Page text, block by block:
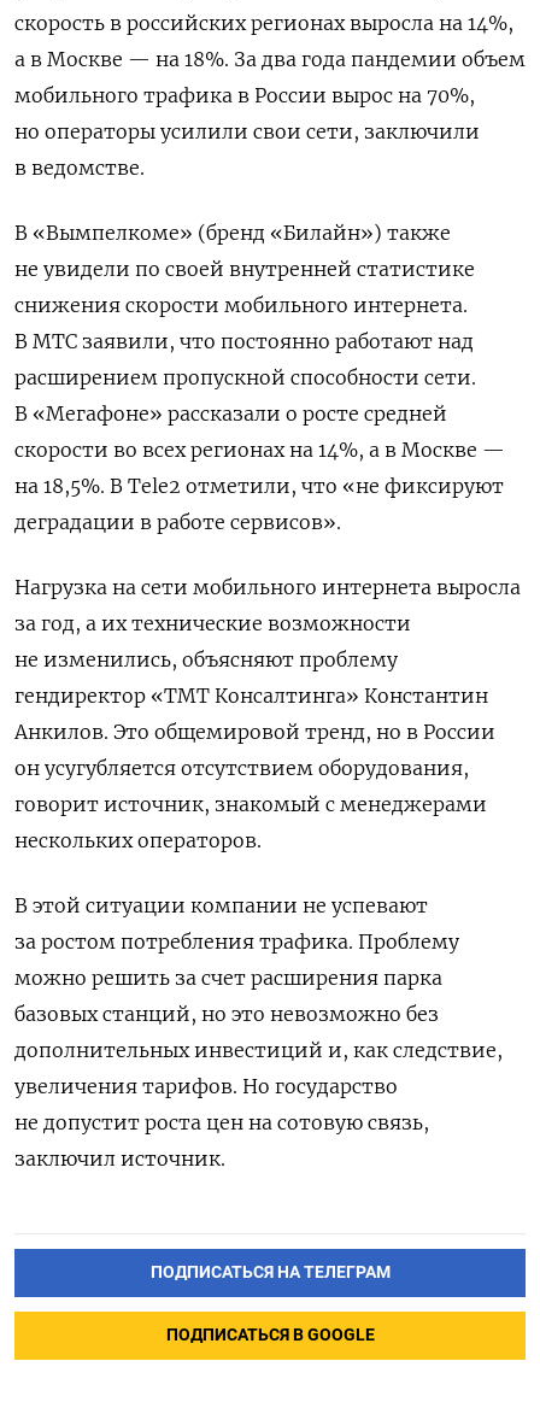
скорость в российских регионах выросла на 14%,
а в Москве — на 18%. За два года пандемии объем
мобильного трафика в России вырос на 70%,
но операторы усилили свои сети, заключили
в ведомстве.
В «Вымпелкоме» (бренд «Билайн») также
не увидели по своей внутренней статистике
снижения скорости мобильного интернета.
В МТС заявили, что постоянно работают над
расширением пропускной способности сети.
В «Мегафоне» рассказали о росте средней
скорости во всех регионах на 14%, а в Москве —
на 18,5%. В Tele2 отметили, что «не фиксируют
деградации в работе сервисов».
Нагрузка на сети мобильного интернета выросла
за год, а их технические возможности
не изменились, объясняют проблему
гендиректор «ТМТ Консалтинга» Константин
Анкилов. Это общемировой тренд, но в России
он усугубляется отсутствием оборудования,
говорит источник, знакомый с менеджерами
нескольких операторов.
В этой ситуации компании не успевают
за ростом потребления трафика. Проблему
можно решить за счет расширения парка
базовых станций, но это невозможно без
дополнительных инвестиций и, как следствие,
увеличения тарифов. Но государство
не допустит роста цен на сотовую связь,
заключил источник.
ПОДПИСАТЬСЯ НА ТЕЛЕГРАМ
ПОДПИСАТЬСЯ В GOOGLE